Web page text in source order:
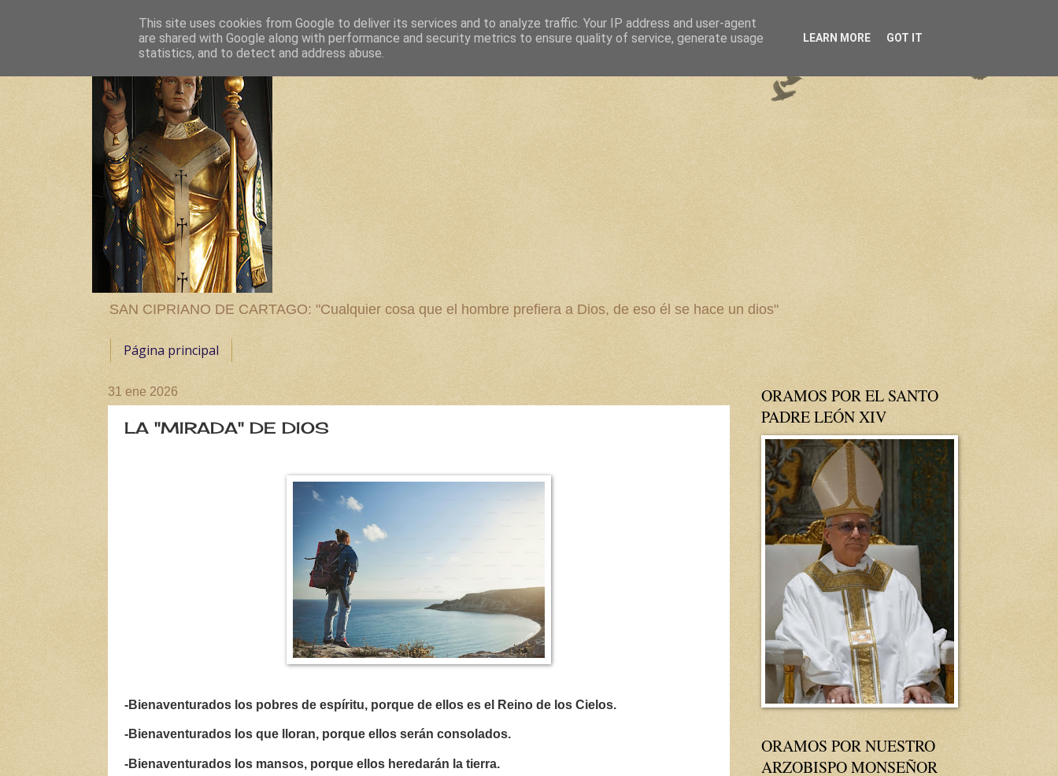
SAN CIPRIANO DE CARTAGO: "Cualquier cosa que el hombre prefiera a Dios, de eso él se hace un dios"
Página principal
31 ene 2026
LA "MIRADA" DE DIOS
-Bienaventurados los pobres de espíritu, porque de ellos es el Reino de los Cielos.
-Bienaventurados los que lloran, porque ellos serán consolados.
-Bienaventurados los mansos, porque ellos heredarán la tierra.
ORAMOS POR EL SANTO
PADRE LEÓN XIV
ORAMOS POR NUESTRO
ARZOBISPO MONSEÑOR
This site uses cookies from Google to deliver its services and to analyze traffic. Your IP address and user-agent
are shared with Google along with performance and security metrics to ensure quality of service, generate usage
statistics, and to detect and address abuse.
LEARN MORE GOT IT